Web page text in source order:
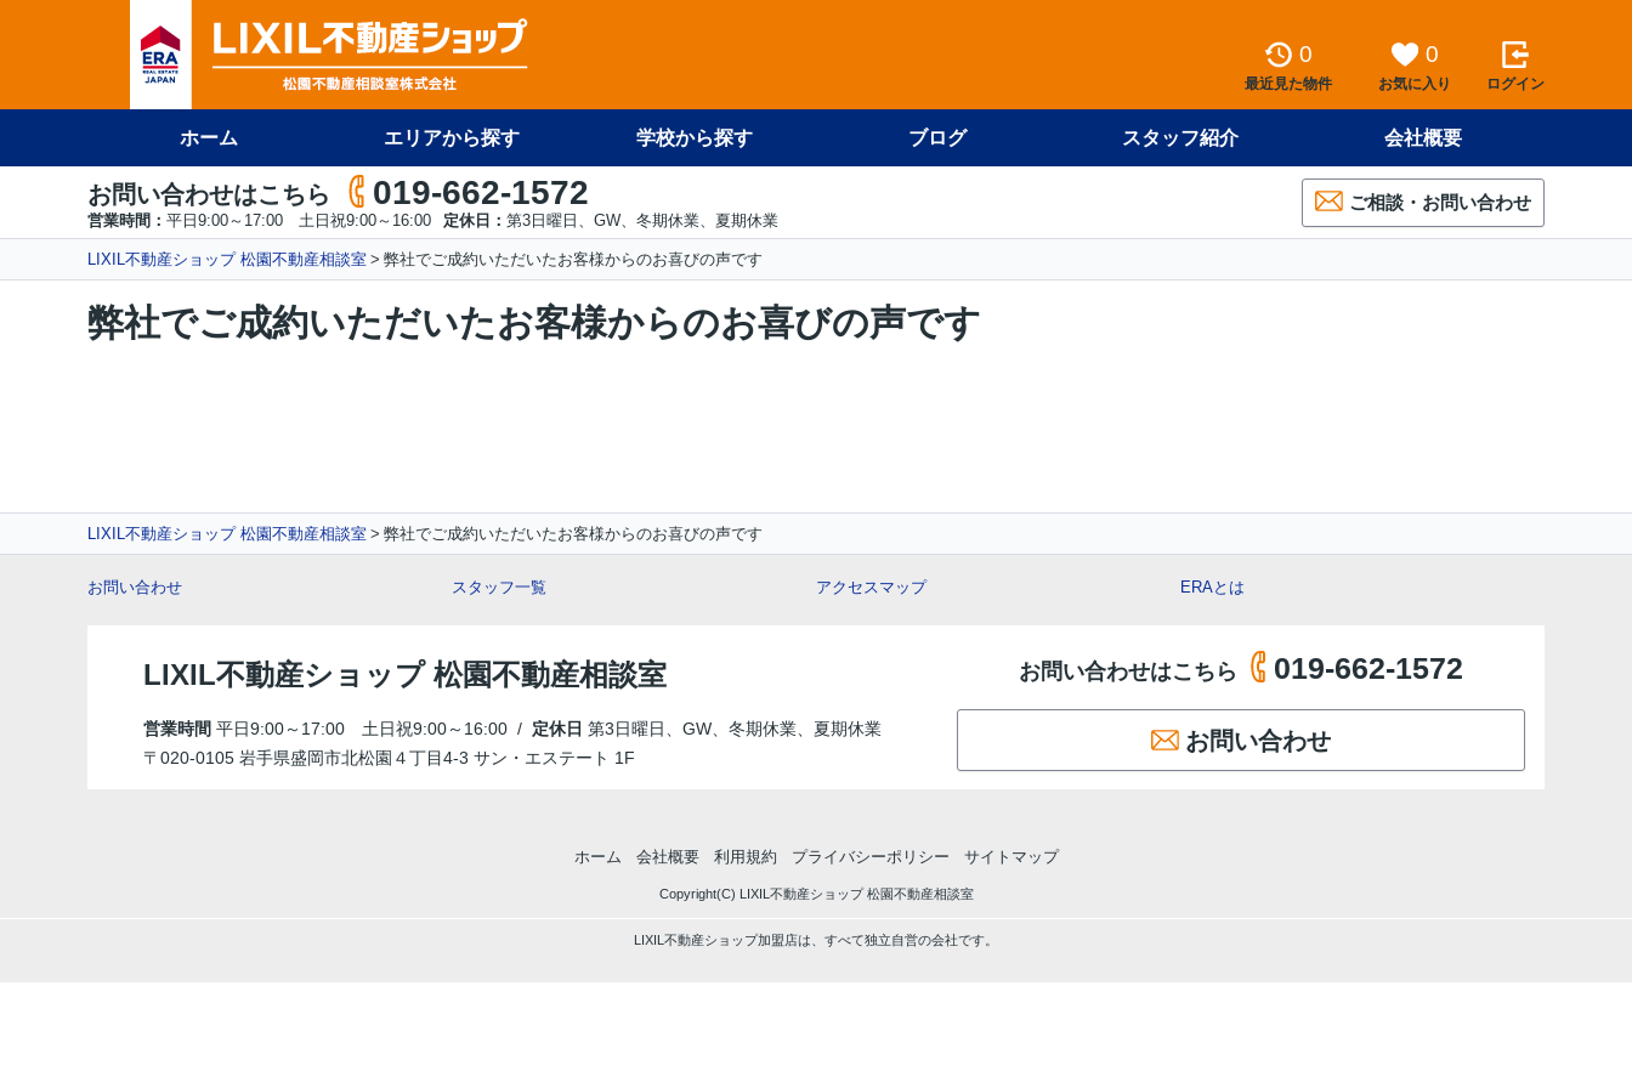
0
最近見た物件
0
お気に入り ログイン
ホーム エリアから探す 学校から探す ブログ スタッフ紹介 会社概要
お問い合わせはこちら 019-662-1572
営業時間： 平日9:00～17:00 土日祝9:00～16:00 定休日： 第3日曜日、GW、冬期休業、夏期休業
ご相談・お問い合わせ
LIXIL不動産ショップ 松園不動産相談室 弊社でご成約いただいたお客様からのお喜びの声です
弊社でご成約いただいたお客様からのお喜びの声です
LIXIL不動産ショップ 松園不動産相談室 弊社でご成約いただいたお客様からのお喜びの声です
お問い合わせ スタッフ一覧 アクセスマップ ERAとは
LIXIL不動産ショップ 松園不動産相談室
営業時間 平日9:00～17:00 土日祝9:00～16:00 / 定休日 第3日曜日、GW、冬期休業、夏期休業
〒020-0105 岩手県盛岡市北松園４丁目4-3 サン・エステート 1F
お問い合わせはこちら 019-662-1572
お問い合わせ
ホーム 会社概要 利用規約 プライバシーポリシー サイトマップ
Copyright(C) LIXIL不動産ショップ 松園不動産相談室
LIXIL不動産ショップ加盟店は、すべて独立自営の会社です。